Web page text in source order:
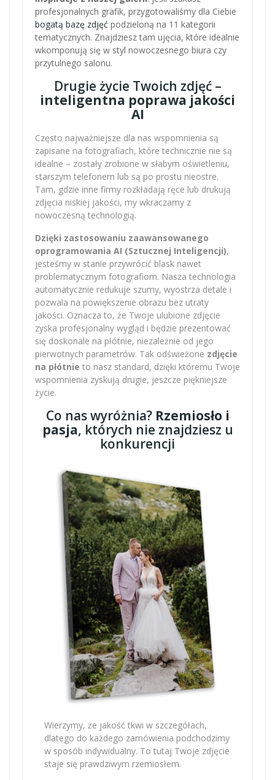
profesjonalnych grafik, przygotowaliśmy dla Ciebie
bogatą bazę zdjęć podzieloną na 11 kategorii
tematycznych. Znajdziesz tam ujęcia, które idealnie
wkomponują się w styl nowoczesnego biura czy
przytulnego salonu.
Drugie życie Twoich zdjęć –
inteligentna poprawa jakości
AI
Często najważniejsze dla nas wspomnienia są
zapisane na fotografiach, które technicznie nie są
idealne – zostały zrobione w słabym oświetleniu,
starszym telefonem lub są po prostu nieostre.
Tam, gdzie inne firmy rozkładają ręce lub drukują
zdjęcia niskiej jakości, my wkraczamy z
nowoczesną technologią.
Dzięki zastosowaniu zaawansowanego
oprogramowania AI (Sztucznej Inteligencji),
jesteśmy w stanie przywrócić blask nawet
problematycznym fotografiom. Nasza technologia
automatycznie redukuje szumy, wyostrza detale i
pozwala na powiększenie obrazu bez utraty
jakości. Oznacza to, że Twoje ulubione zdjęcie
zyska profesjonalny wygląd i będzie prezentować
się doskonale na płótnie, niezależnie od jego
pierwotnych parametrów. Tak odświeżone zdjęcie
na płótnie to nasz standard, dzięki któremu Twoje
wspomnienia zyskują drugie, jeszcze piękniejsze
życie.
Co nas wyróżnia? Rzemiosło i
pasja, których nie znajdziesz u
konkurencji
Wierzymy, że jakość tkwi w szczegółach,
dlatego do każdego zamówienia podchodzimy
w sposób indywidualny. To tutaj Twoje zdjęcie
staje się prawdziwym rzemiosłem.